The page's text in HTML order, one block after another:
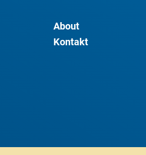
About
Kontakt